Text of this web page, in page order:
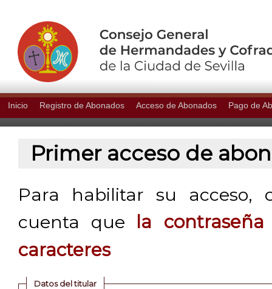
Inicio Registro de Abonados Acceso de Abonados Pago de
Primer acceso de
Para habilitar su acceso,
cuenta que
la
caracteres
Datos del titular